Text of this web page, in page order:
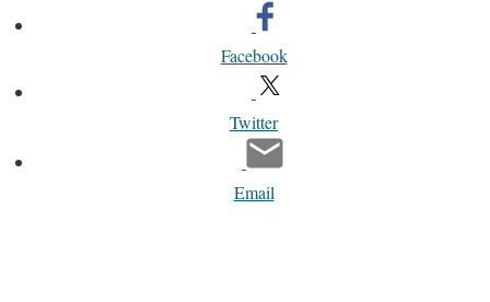
Facebook
Twitter
Email